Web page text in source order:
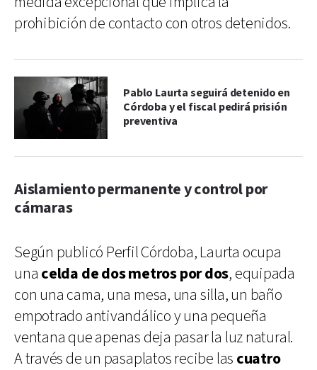
prohibición de contacto con otros detenidos.
Pablo Laurta seguirá detenido en
Córdoba y el fiscal pedirá prisión
preventiva
Aislamiento permanente y control por
cámaras
Según publicó Perfil Córdoba, Laurta ocupa
una celda de dos metros por dos, equipada
con una cama, una mesa, una silla, un baño
empotrado antivandálico y una pequeña
ventana que apenas deja pasar la luz natural.
A través de un pasaplatos recibe las cuatro